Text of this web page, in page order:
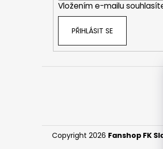
Vložením e-mailu
PŘIHLÁSIT SE
Copyright 2026 Fanshop FK